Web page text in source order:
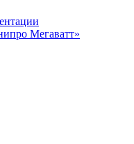
Мегаватт»